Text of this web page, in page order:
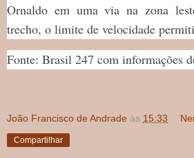
Ornaldo em uma via na zona
trecho, o limite de velocidade
Fonte: Brasil 247 com informações
João Francisco de Andrade às 15:33
Compartilhar